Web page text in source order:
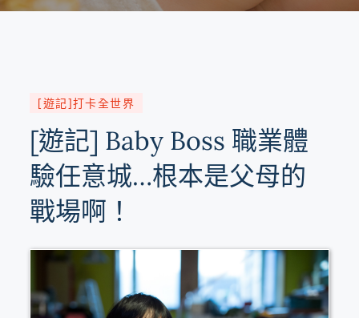
[遊記]打卡全世界
[遊記] Baby Boss 職業體
驗任意城…根本是父母的
戰場啊！